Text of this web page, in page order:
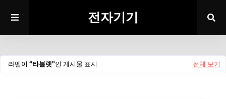
전자기기
라벨이 타블렛 인 게시물 표시 전체 보기